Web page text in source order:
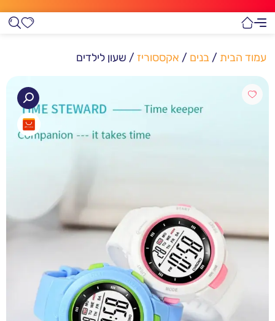
עמוד הבית / בנים / אקססוריז / שעון לילדים